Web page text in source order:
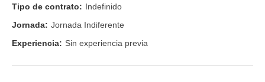
Tipo de contrato: Indefinido
Jornada: Jornada Indiferente
Experiencia: Sin experiencia previa